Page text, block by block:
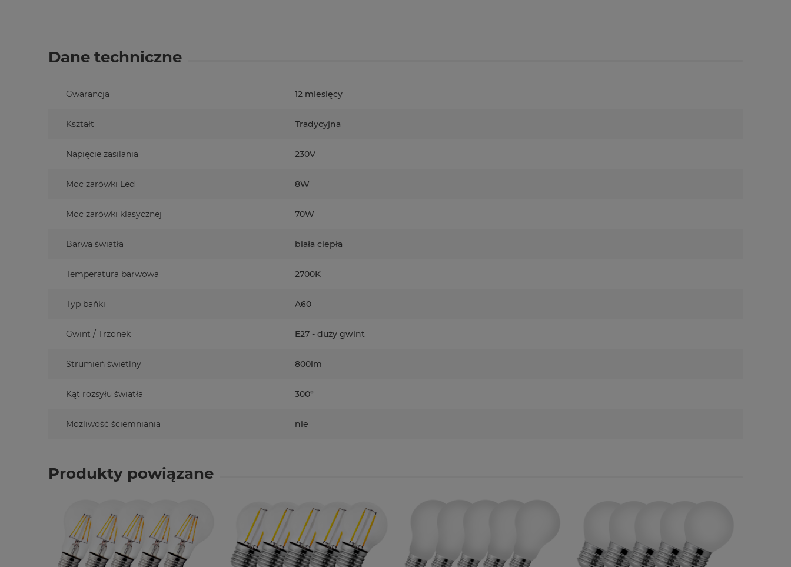
Dane techniczne
Gwarancja 12 miesięcy
Kształt Tradycyjna
Napięcie zasilania 230V
Moc żarówki Led 8W
Moc żarówki klasycznej 70W
Barwa światła biała ciepła
Temperatura barwowa 2700K
Typ bańki A60
Gwint / Trzonek E27 - duży gwint
Strumień świetlny 800lm
Kąt rozsyłu światła 300°
Możliwość ściemniania nie
Produkty powiązane